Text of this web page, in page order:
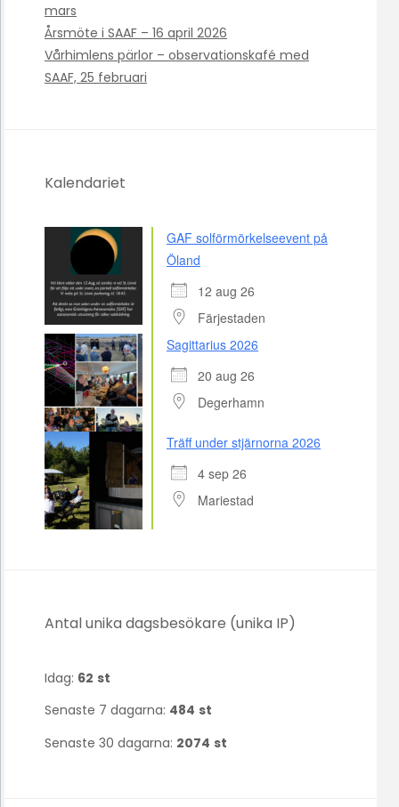
mars
Årsmöte i SAAF – 16 april 2026
Vårhimlens pärlor – observationskafé med
SAAF, 25 februari
Kalendariet
GAF solförmörkelseevent på
Öland
12 aug 26
Färjestaden
Sagittarius 2026
20 aug 26
Degerhamn
Träff under stjärnorna 2026
4 sep 26
Mariestad
Antal unika dagsbesökare (unika IP)
Idag: 62 st
Senaste 7 dagarna: 484 st
Senaste 30 dagarna: 2074 st